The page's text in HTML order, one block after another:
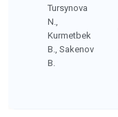
Tursynova
N.,
Kurmetbek
B., Sakenov
B.